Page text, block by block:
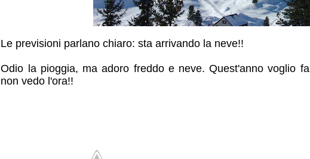
Le previsioni parlano chiaro: sta arrivando la neve!!
Odio la pioggia, ma adoro freddo e neve. Quest'anno voglio
non vedo l'ora!!